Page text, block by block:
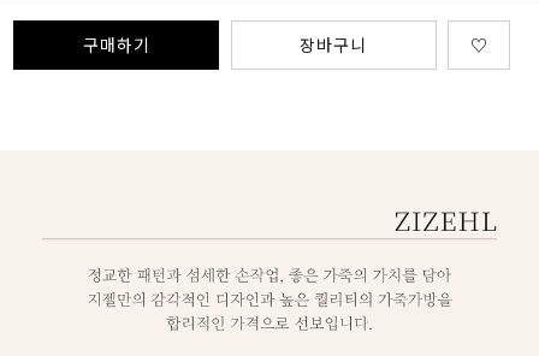
구매하기 장바구니 ♡